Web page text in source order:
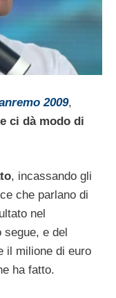
2009,
ci dà modo di
, incassando gli
che parlano di
nel
e del
il milione di euro
ha fatto.